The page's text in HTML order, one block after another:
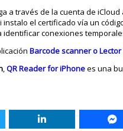
a través de la cuenta de
el certificado vía un
conexiones
Barcode scanner o Lector
,QR Reader for iPhonees una